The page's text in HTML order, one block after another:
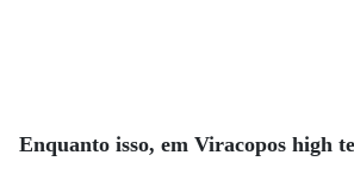
Enquanto isso, em Viracopos high